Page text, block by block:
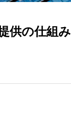
供の仕組み